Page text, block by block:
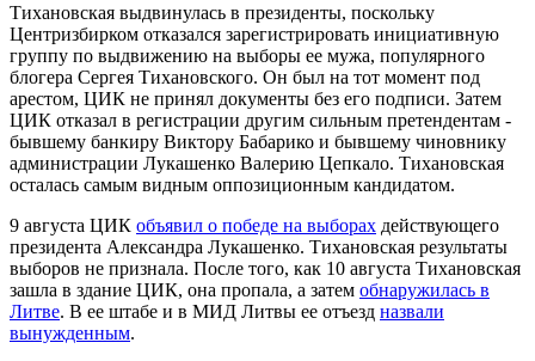
Тихановская выдвинулась в президенты, поскольку
Центризбирком отказался зарегистрировать инициативную
группу по выдвижению на выборы ее мужа, популярного
блогера Сергея Тихановского. Он был на тот момент под
арестом, ЦИК не принял документы без его подписи. Затем
ЦИК отказал в регистрации другим сильным претендентам -
бывшему банкиру Виктору Бабарико и бывшему чиновнику
администрации Лукашенко Валерию Цепкало. Тихановская
осталась самым видным оппозиционным кандидатом.
9 августа ЦИК объявил о победе на выборах действующего
президента Александра Лукашенко. Тихановская результаты
выборов не признала. После того, как 10 августа Тихановская
зашла в здание ЦИК, она пропала, а затем обнаружилась в
Литве. В ее штабе и в МИД Литвы ее отъезд назвали
вынужденным.